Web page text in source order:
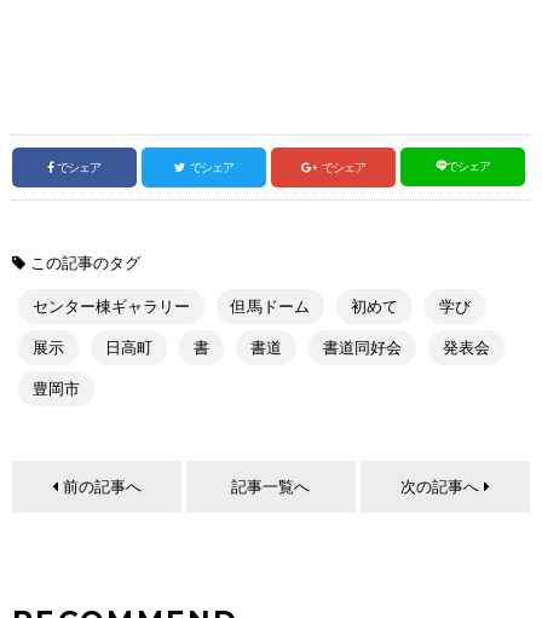
でシェア でシェア でシェア でシェア
この記事のタグ
センター棟ギャラリー 但馬ドーム 初めて 学び
展示 日高町 書 書道 書道同好会 発表会
豊岡市
前の記事へ 記事一覧へ 次の記事へ